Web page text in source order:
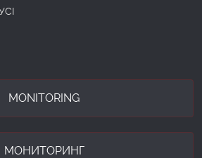
MONITORING
МОНИТОРИНГ